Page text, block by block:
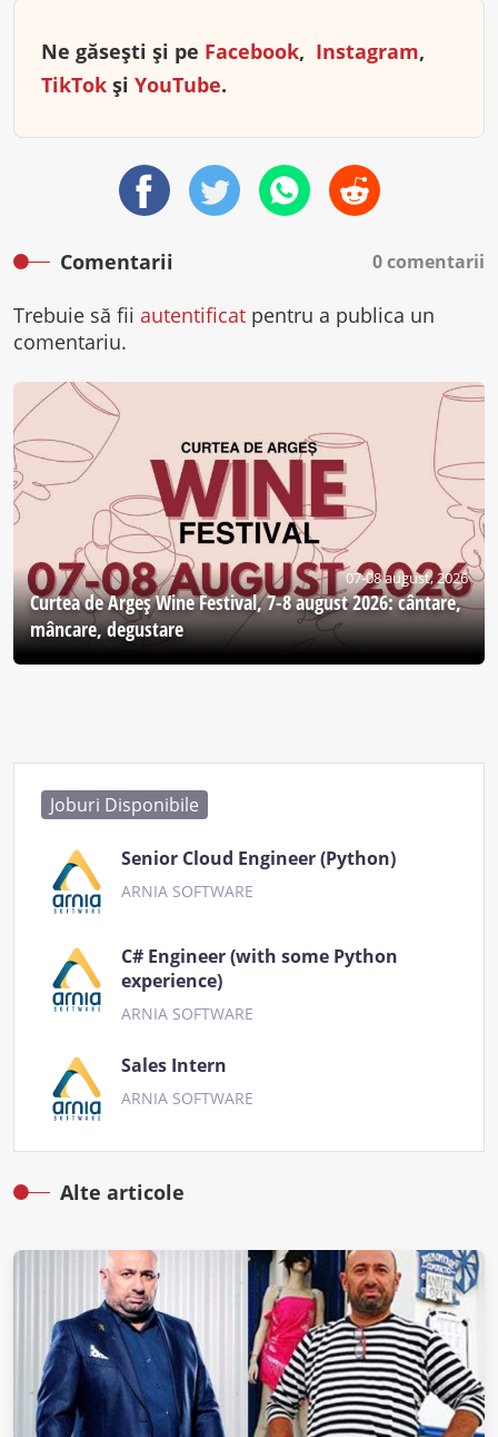
Ne găsești și pe Facebook, Instagram,
TikTok și YouTube.
Comentarii 0 comentarii
Trebuie să fii autentificat pentru a publica un
comentariu.
07-08 august, 2026
Curtea de Argeş Wine Festival, 7-8 august 2026: cântare,
mâncare, degustare
Joburi Disponibile
Senior Cloud Engineer (Python)
ARNIA SOFTWARE
C# Engineer (with some Python
experience)
ARNIA SOFTWARE
Sales Intern
ARNIA SOFTWARE
Alte articole